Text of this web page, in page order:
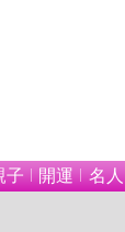
子 開運 名人